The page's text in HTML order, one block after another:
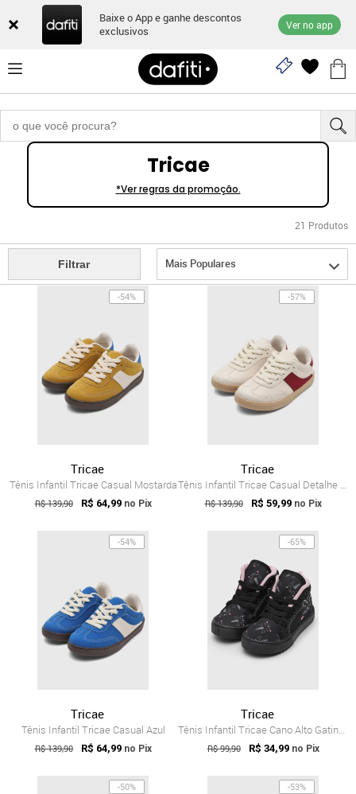
Baixe o App e ganhe descontos
exclusivos
Ver no app
Tricae
*Ver regras da promoção.
21 Produtos
Filtrar Mais Populares
-54%
Tricae
Tênis Infantil Tricae Casual Mostarda
R$ 139,90 R$ 64,99 no Pix
-57%
Tricae
Tênis Infantil Tricae Casual Detalhe Ver...
R$ 139,90 R$ 59,99 no Pix
-54%
Tricae
Tênis Infantil Tricae Casual Azul
R$ 139,90 R$ 64,99 no Pix
-65%
Tricae
Tênis Infantil Tricae Cano Alto Gatinho Preto
R$ 99,90 R$ 34,99 no Pix
-50% -53%